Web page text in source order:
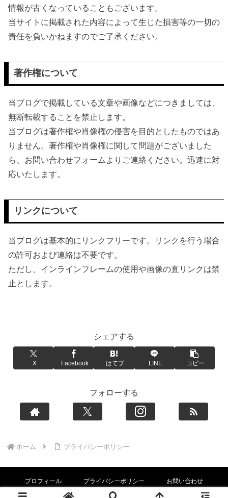
情報が古くなっていることもございます。
当サイトに掲載された内容によって生じた損害等の一切の
責任を負いかねますのでご了承ください。
著作権について
当ブログで掲載している文章や画像などにつきましては、
無断転載することを禁止します。
当ブログは著作権や肖像権の侵害を目的としたものではあ
りません。著作権や肖像権に関して問題がございました
ら、お問い合わせフォームよりご連絡ください。迅速に対
応いたします。
リンクについて
当ブログは基本的にリンクフリーです。リンクを行う場合
の許可および連絡は不要です。
ただし、インラインフレームの使用や画像の直リンクは禁
止とします。
シェアする
X Facebook はてブ LINE コピー
フォローする
ホーム プライバシーポリシー
プロフィール プライバシーポリシー お問い合わせ